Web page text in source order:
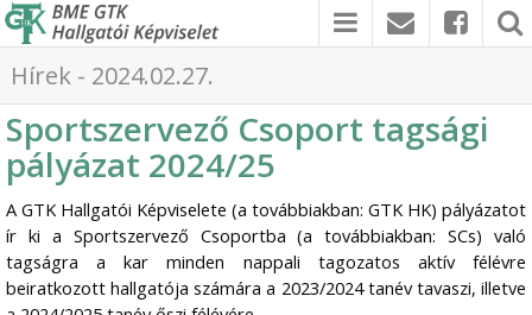
Hírek - 2024.02.27.
Sportszervező Csoport tagsági
pályázat 2024/25
A GTK Hallgatói Képviselete (a továbbiakban: GTK HK) pályázatot
ír ki a Sportszervező Csoportba (a továbbiakban: SCs) való
tagságra a kar minden nappali tagozatos aktív félévre
beiratkozott hallgatója számára a 2023/2024 tanév tavaszi, illetve